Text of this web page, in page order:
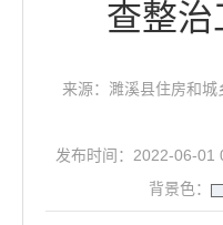
查整治
来源：濉溪县住房和
发布时间：2022-06-01
背景色：